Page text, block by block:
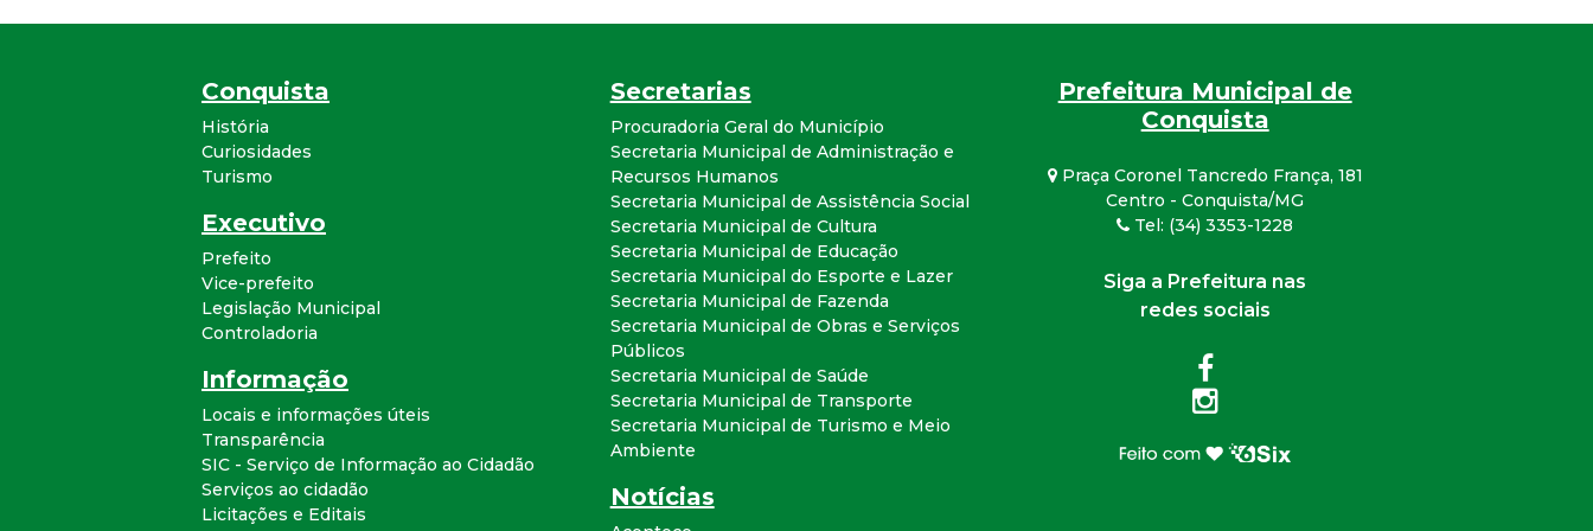
a
l
d
e
C
o
n
q
u
Conquista
História
Curiosidades
Turismo
Executivo
Prefeito
Vice-prefeito
Legislação Municipal
Controladoria
Informação
Locais e informações úteis
Transparência
SIC - Serviço de Informação ao Cidadão
Serviços ao cidadão
Licitações e Editais
Secretarias
Procuradoria Geral do Município
Secretaria Municipal de Administração e
Recursos Humanos
Secretaria Municipal de Assistência Social
Secretaria Municipal de Cultura
Secretaria Municipal de Educação
Secretaria Municipal do Esporte e Lazer
Secretaria Municipal de Fazenda
Secretaria Municipal de Obras e Serviços
Públicos
Secretaria Municipal de Saúde
Secretaria Municipal de Transporte
Secretaria Municipal de Turismo e Meio
Ambiente
Notícias
Prefeitura Municipal de
Conquista
Praça Coronel Tancredo França, 181
Centro - Conquista/MG
Tel: (34) 3353-1228
Siga a Prefeitura nas
redes sociais